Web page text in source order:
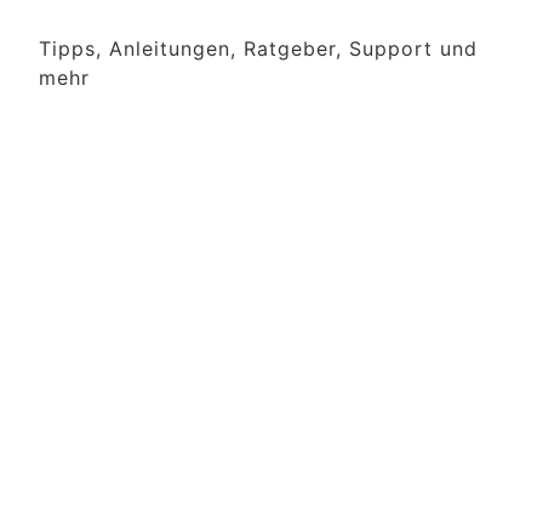
Tipps, Anleitungen, Ratgeber, Support und
mehr